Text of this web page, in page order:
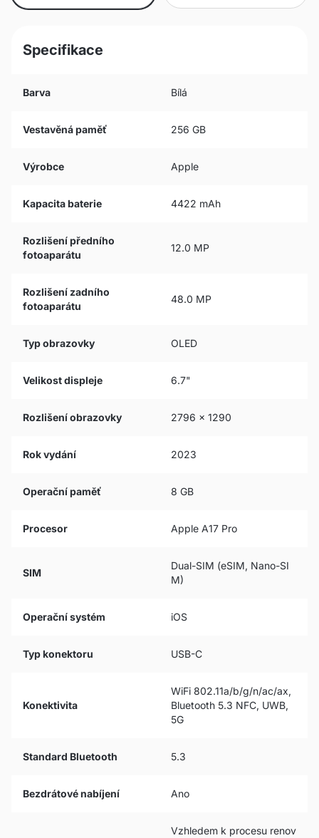
Specifikace
Barva Bílá
Vestavěná paměť 256 GB
Výrobce Apple
Kapacita baterie 4422 mAh
Rozlišení předního
fotoaparátu
12.0 MP
Rozlišení zadního
fotoaparátu
48.0 MP
Typ obrazovky OLED
Velikost displeje 6.7"
Rozlišení obrazovky 2796 x 1290
Rok vydání 2023
Operační paměť 8 GB
Procesor Apple A17 Pro
SIM
Dual-SIM (eSIM, Nano-SI
M)
Operační systém iOS
Typ konektoru USB-C
Konektivita
WiFi 802.11a/b/g/n/ac/ax,
Bluetooth 5.3 NFC, UWB,
5G
Standard Bluetooth 5.3
Bezdrátové nabíjení Ano
Vzhledem k procesu renov